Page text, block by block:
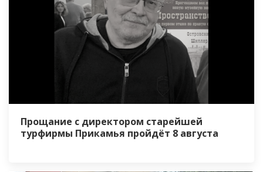
Прощание с директором старейшей
турфирмы Прикамья пройдёт 8 августа